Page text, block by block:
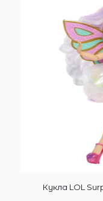
Кукла LOL